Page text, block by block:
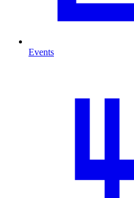
Events